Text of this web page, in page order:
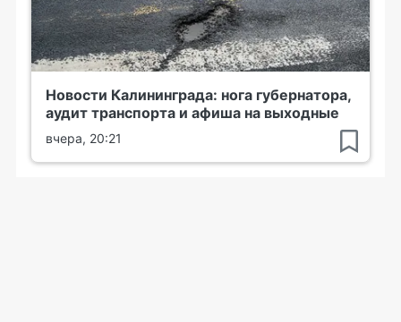
Новости Калининграда: нога губернатора,
аудит транспорта и афиша на выходные
вчера, 20:21